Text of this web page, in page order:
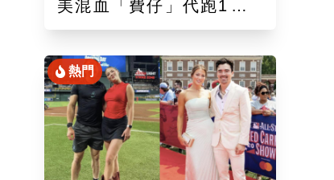
美混血「費仔」代跑1場被
DFA！再成自由球員動向受
熱門